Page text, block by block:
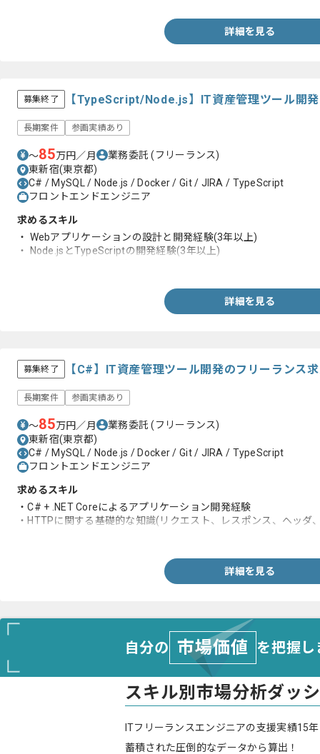
詳細を見る
募集終了 【TypeScript/Node.js】IT資産管理ツール開
長期案件 参画実績あり
〜85万円／月 業務委託(フリーランス)
東新宿(東京都)
C# / MySQL / Node.js / Docker / Git / JIRA / TypeScript
フロントエンドエンジニア
求めるスキル
・ Webアプリケーションの設計と開発経験(3年以上)
・ Node.jsとTypeScriptの開発経験(3年以上)
詳細を見る
募集終了 【C#】IT資産管理ツール開発のフリーランス
長期案件 参画実績あり
〜85万円／月 業務委託(フリーランス)
東新宿(東京都)
C# / MySQL / Node.js / Docker / Git / JIRA / TypeScript
フロントエンドエンジニア
求めるスキル
・C# + .NET Coreによるアプリケーション開発経験
・HTTPに関する基礎的な知識(リクエスト、レスポンス、ヘッダ
詳細を見る
自分の 市場価値 を把握
スキル別市場分析ダッ
ITフリーランスエンジニアの支援実績15
蓄積された圧倒的なデータから算出！